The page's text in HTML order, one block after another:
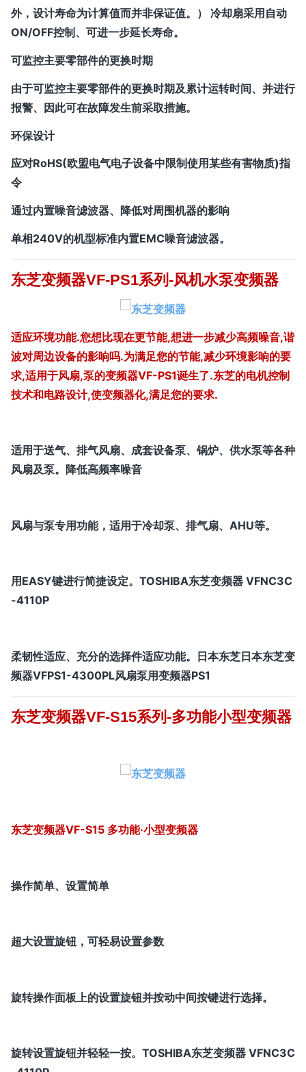
外，设计寿命为计算值而并非保证值。） 冷却扇采用自动
ON/OFF控制、可进一步延长寿命。
可监控主要零部件的更换时期
由于可监控主要零部件的更换时期及累计运转时间、并进行
报警、因此可在故障发生前采取措施。
环保设计
应对RoHS(欧盟电气电子设备中限制使用某些有害物质)指
令
通过内置噪音滤波器、降低对周围机器的影响
单相240V的机型标准内置EMC噪音滤波器。
东芝变频器VF-PS1系列-风机水泵变频器
适应环境功能.您想比现在更节能,想进一步减少高频噪音,谐
波对周边设备的影响吗.为满足您的节能,减少环境影响的要
求,适用于风扇,泵的变频器VF-PS1诞生了.东芝的电机控制
技术和电路设计,使变频器化,满足您的要求.
适用于送气、排气风扇、成套设备泵、锅炉、供水泵等各种
风扇及泵。降低高频率噪音
风扇与泵专用功能，适用于冷却泵、排气扇、AHU等。
用EASY键进行简捷设定。TOSHIBA东芝变频器 VFNC3C
-4110P
柔韧性适应、充分的选择件适应功能。日本东芝日本东芝变
频器VFPS1-4300PL风扇泵用变频器PS1
东芝变频器VF-S15系列-多功能小型变频器
东芝变频器VF-S15 多功能·小型变频器
操作简单、设置简单
超大设置旋钮，可轻易设置参数
旋转操作面板上的设置旋钮并按动中间按键进行选择。
旋转设置旋钮并轻轻一按。TOSHIBA东芝变频器 VFNC3C